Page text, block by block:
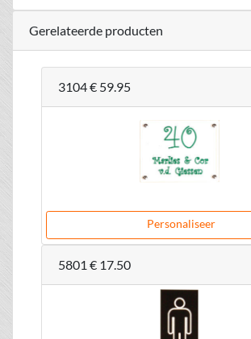
Gerelateerde producten
3104€ 59.95
Personaliseer
5801 € 17.50